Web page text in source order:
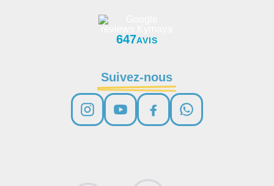
647AVIS
Suivez-nous